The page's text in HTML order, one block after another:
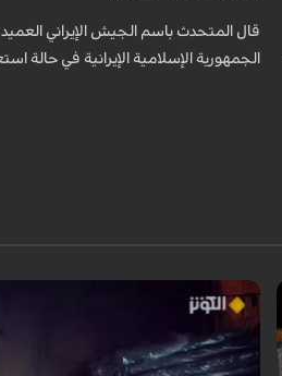
قال المتحدث باسم الجيش الإيراني
الجمهورية الإسلامية الإيرانية في حالة